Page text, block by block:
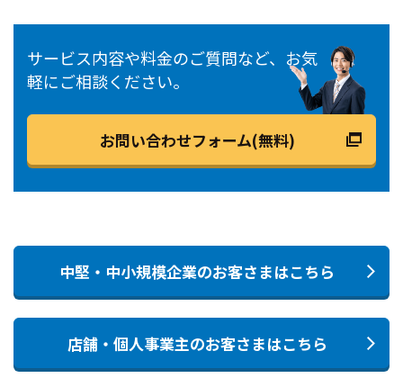
サービス内容や料金のご質問など、お気
軽にご相談ください。
お問い合わせフォーム(無料)
中堅・中小規模企業のお客さまはこちら
店舗・個人事業主のお客さまはこちら